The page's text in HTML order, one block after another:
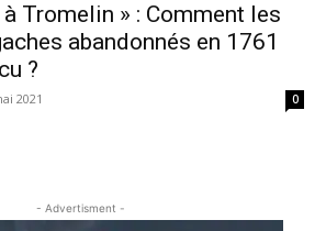
Tromelin » : Comment les
abandonnés en 1761
?
2021 0
- Advertisment -